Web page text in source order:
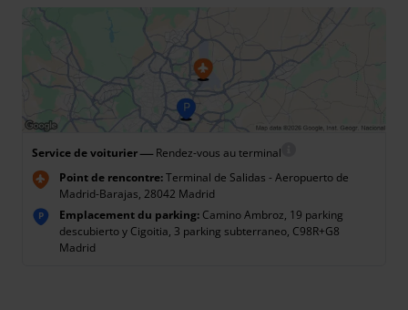
Service de voiturier— Rendez-vous au terminal
Point de rencontre:Terminal de Salidas - Aeropuerto de
Madrid-Barajas, 28042 Madrid
P Emplacement du parking: Camino Ambroz, 19 parking
descubierto y Cigoitia, 3 parking subterraneo, C98R+G8
Madrid